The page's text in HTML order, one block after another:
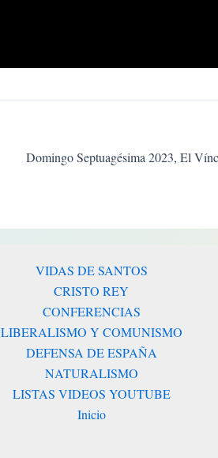
Domingo Septuagésima 2023, El
VIDAS DE SANTOS
CRISTO REY
CONFERENCIAS
LIBERALISMO Y COMUNISMO
DEFENSA DE ESPAÑA
NATURALISMO
LISTAS VIDEOS YOUTUBE
Inicio